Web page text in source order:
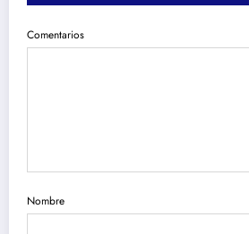
Comentarios
Nombre